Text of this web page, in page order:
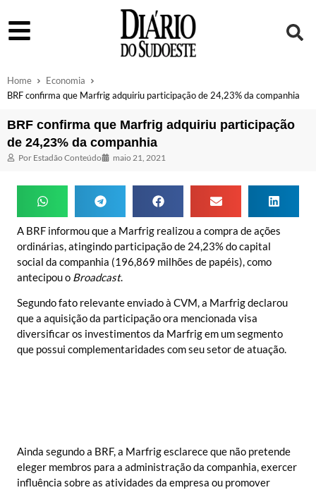
Home
Economia
BRF confirma que Marfrig adquiriu participação de 24,23% da companhia
BRF confirma que Marfrig adquiriu participação
de 24,23% da companhia
Por Estadão Conteúdo maio 21, 2021
A BRF informou que a Marfrig realizou a compra de ações
ordinárias, atingindo participação de 24,23% do capital
social da companhia (196,869 milhões de papéis), como
antecipou o Broadcast.
Segundo fato relevante enviado à CVM, a Marfrig declarou
que a aquisição da participação ora mencionada visa
diversificar os investimentos da Marfrig em um segmento
que possui complementaridades com seu setor de atuação.
Ainda segundo a BRF, a Marfrig esclarece que não pretende
eleger membros para a administração da companhia, exercer
influência sobre as atividades da empresa ou promover